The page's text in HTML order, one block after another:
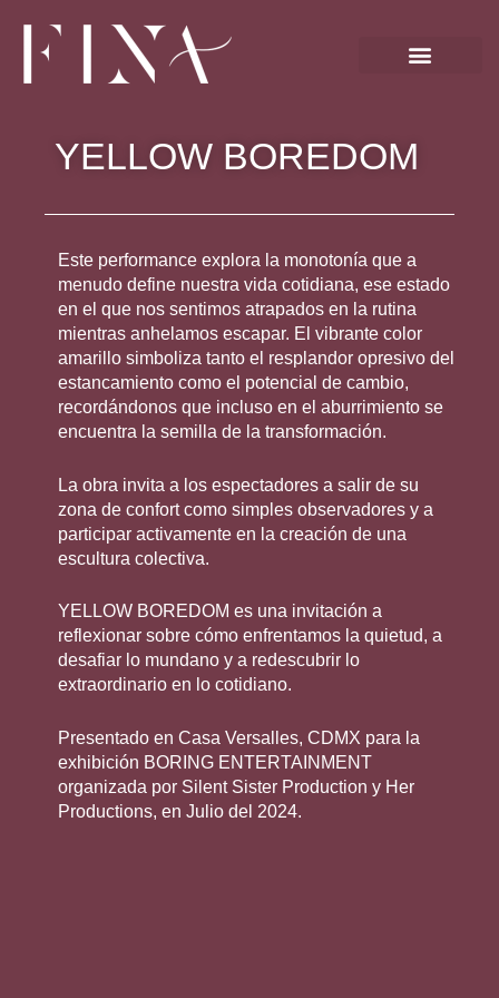
contenido
YELLOW BOREDOM
Este performance explora la monotonía que a
menudo define nuestra vida cotidiana, ese estado
en el que nos sentimos atrapados en la rutina
mientras anhelamos escapar. El vibrante color
amarillo simboliza tanto el resplandor opresivo del
estancamiento como el potencial de cambio,
recordándonos que incluso en el aburrimiento se
encuentra la semilla de la transformación.
La obra invita a los espectadores a salir de su
zona de confort como simples observadores y a
participar activamente en la creación de una
escultura colectiva.
YELLOW BOREDOM es una invitación a
reflexionar sobre cómo enfrentamos la quietud, a
desafiar lo mundano y a redescubrir lo
extraordinario en lo cotidiano.
Presentado en Casa Versalles, CDMX para la
exhibición BORING ENTERTAINMENT
organizada por Silent Sister Production y Her
Productions, en Julio del 2024.